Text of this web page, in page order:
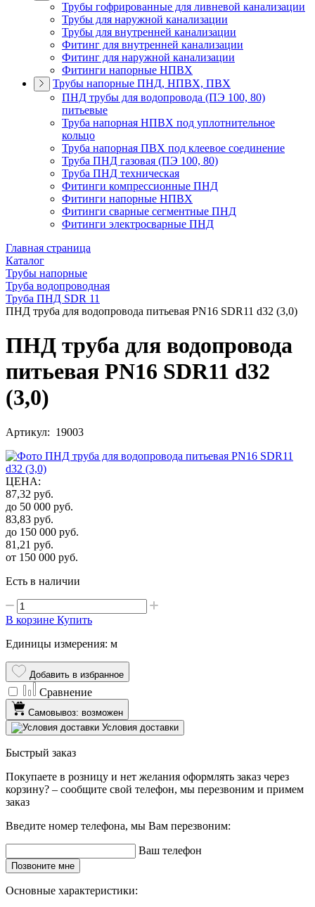
Трубы гофрированные для ливневой канализации
Трубы для наружной канализации
Трубы для внутренней канализации
Фитинг для внутренней канализации
Фитинг для наружной канализации
Фитинги напорные НПВХ
Трубы напорные ПНД, НПВХ, ПВХ
ПНД трубы для водопровода (ПЭ 100, 80)
питьевые
Труба напорная НПВХ под уплотнительное
кольцо
Труба напорная ПВХ под клеевое соединение
Труба ПНД газовая (ПЭ 100, 80)
Труба ПНД техническая
Фитинги компрессионные ПНД
Фитинги напорные НПВХ
Фитинги сварные сегментные ПНД
Фитинги электросварные ПНД
Главная страница
Каталог
Трубы напорные
Труба водопроводная
Труба ПНД SDR 11
ПНД труба для водопровода питьевая PN16 SDR11 d32 (3,0)
ПНД труба для водопровода
питьевая PN16 SDR11 d32
(3,0)
Артикул: 19003
ЦЕНА:
87,32 руб.
до 50 000 руб.
83,83 руб.
до 150 000 руб.
81,21 руб.
от 150 000 руб.
Есть в наличии
В корзине Купить
Единицы измерения: м
Добавить в избранное
Сравнение
Самовывоз: возможен
Условия доставки
Быстрый заказ
Покупаете в розницу и нет желания оформлять заказ через
корзину? – сообщите свой телефон, мы перезвоним и примем
заказ
Введите номер телефона, мы Вам перезвоним:
Ваш телефон
Позвоните мне
Основные характеристики: